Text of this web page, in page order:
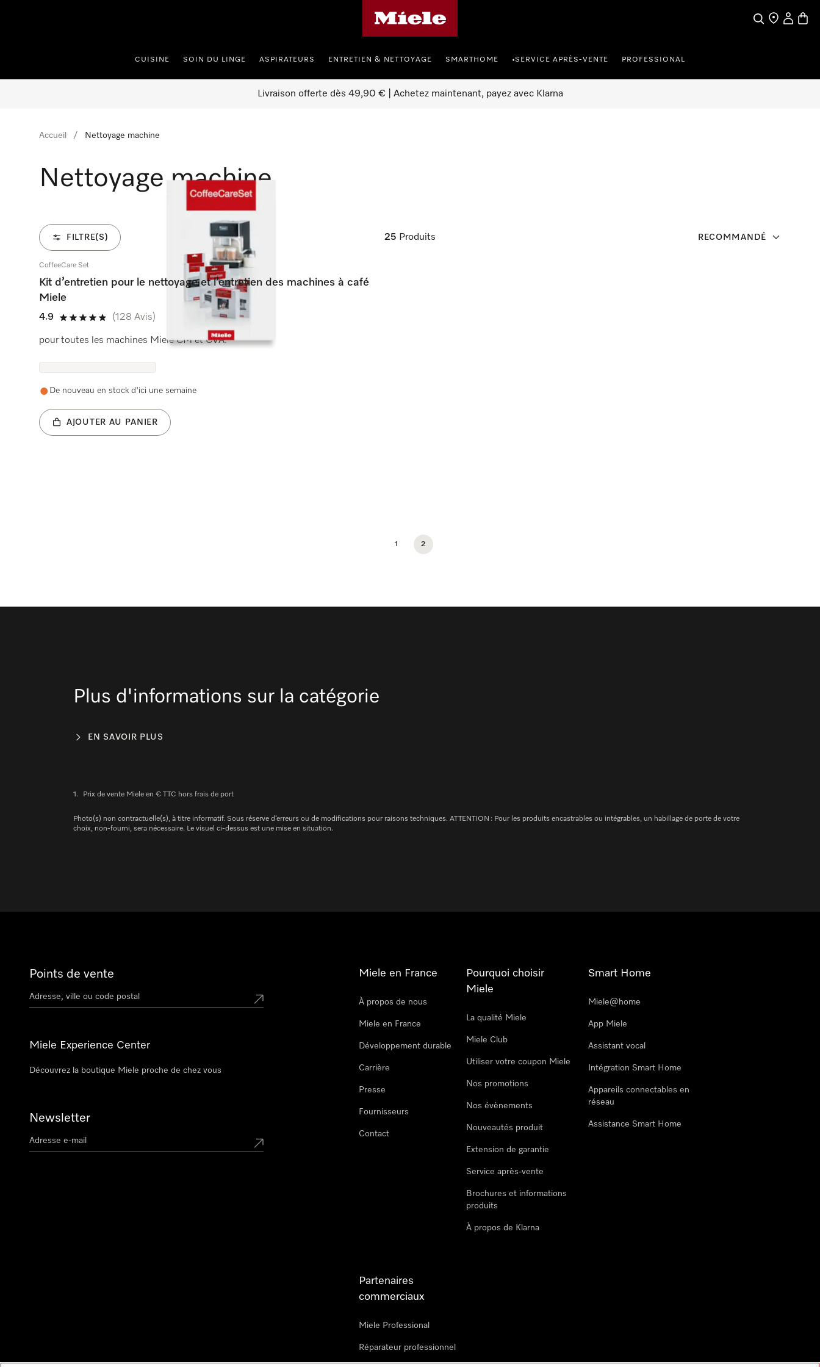
SearchFind a store
My
CUISINE SOIN DU LINGE ASPIRATEURS ENTRETIEN & NETTOYAGE SMARTHOME •SERVICE APRÈS-VENTE PROFESSIONAL
Livraison offerte dès 49,90 € | Achetez maintenant, payez avec Klarna
Accueil Nettoyage machine
Nettoyage machine
FILTRE(S) 25 Produits RECOMMANDÉ
CoffeeCare Set
Kit d’entretien pour le nettoyage et l’entretien des machines à café
Miele
4.9
4.9 étoiles sur 5
(128 Avis)
pour toutes les machines Miele CM et CVA.
De nouveau en stock d'ici une semaine
AJOUTER AU PANIER
1 2
Plus d'informations sur la catégorie
EN SAVOIR PLUS
1. Prix de vente Miele en € TTC hors frais de port
Photo(s) non contractuelle(s), à titre informatif. Sous réserve d’erreurs ou de modifications pour raisons techniques. ATTENTION : Pour les produits encastrables ou intégrables, un habillage de porte de votre
choix, non-fourni, sera nécessaire. Le visuel ci-dessus est une mise en situation.
Points de vente
Miele Experience Center
Découvrez la boutique Miele proche de chez vous
Newsletter
Miele en France
À propos de nous
Miele en France
Développement durable
Carrière
Presse
Fournisseurs
Contact
Pourquoi choisir
Miele
La qualité Miele
Miele Club
Utiliser votre coupon Miele
Nos promotions
Nos évènements
Nouveautés produit
Extension de garantie
Service après-vente
Brochures et informations
produits
À propos de Klarna
Smart Home
Miele@home
App Miele
Assistant vocal
Intégration Smart Home
Appareils connectables en
réseau
Assistance Smart Home
Partenaires
commerciaux
Miele Professional
Réparateur professionnel